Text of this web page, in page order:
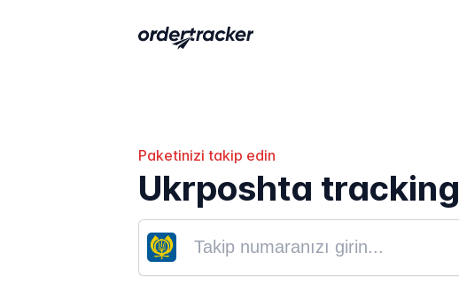
Paketinizi takip edin
Ukrposhta tracking